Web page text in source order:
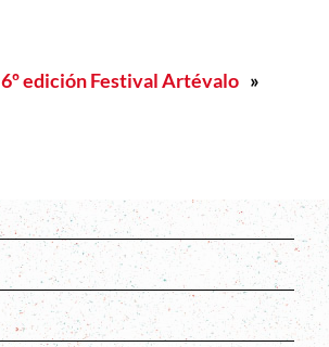
6º edición Festival Artévalo »